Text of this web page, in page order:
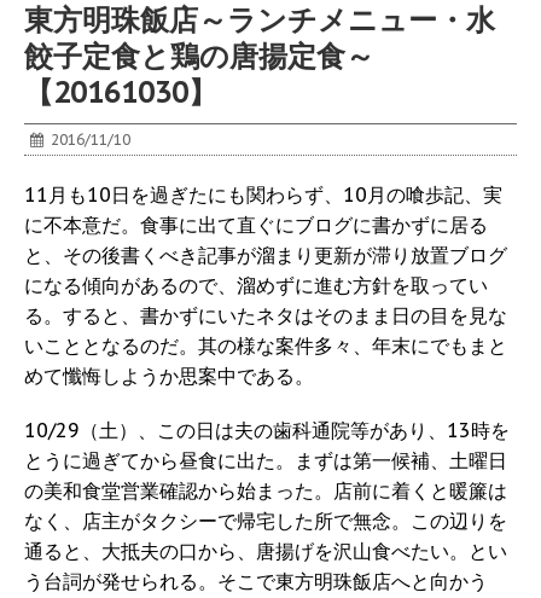
東方明珠飯店～ランチメニュー・水
餃子定食と鶏の唐揚定食～
【20161030】
2016/11/10
11月も10日を過ぎたにも関わらず、10月の喰歩記、実
に不本意だ。食事に出て直ぐにブログに書かずに居る
と、その後書くべき記事が溜まり更新が滞り放置ブログ
になる傾向があるので、溜めずに進む方針を取ってい
る。すると、書かずにいたネタはそのまま日の目を見な
いこととなるのだ。其の様な案件多々、年末にでもまと
めて懺悔しようか思案中である。
10/29（土）、この日は夫の歯科通院等があり、13時を
とうに過ぎてから昼食に出た。まずは第一候補、土曜日
の美和食堂営業確認から始まった。店前に着くと暖簾は
なく、店主がタクシーで帰宅した所で無念。この辺りを
通ると、大抵夫の口から、唐揚げを沢山食べたい。とい
う台詞が発せられる。そこで東方明珠飯店へと向かう